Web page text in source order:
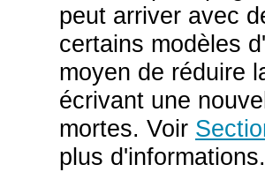
peut arriver avec
certains modèles
moyen de réduire
écrivant une
mortes. Voir
plus d'informations.